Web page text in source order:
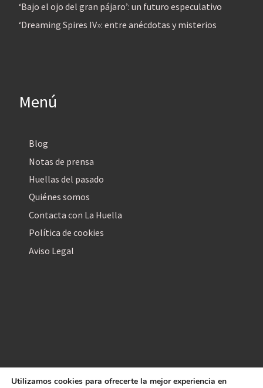
‘Bajo el ojo del gran pájaro’: un futuro especulativo
‘Dreaming Spires IV»: entre anécdotas y misterios
Menú
Blog
Notas de prensa
Huellas del pasado
Quiénes somos
Contacta con La Huella
Política de cookies
Aviso Legal
Utilizamos cookies para ofrecerte la mejor experiencia en